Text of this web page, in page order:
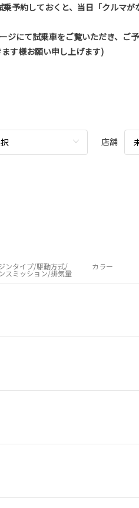
予約しておくと、当日「クルマ
にて試乗車をご覧いただき、
す様お願い申し上げます)
店舗
ンタイプ/駆動方式/
スミッション/排気量
カラー